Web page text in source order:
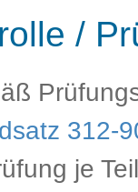
/
312-
je